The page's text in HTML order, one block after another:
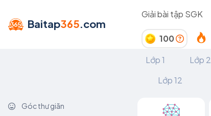
Baitap365.com
Giải bài tập SGK
100
Lớp 1
Lớp 2
Lớp 12
Góc thư giãn